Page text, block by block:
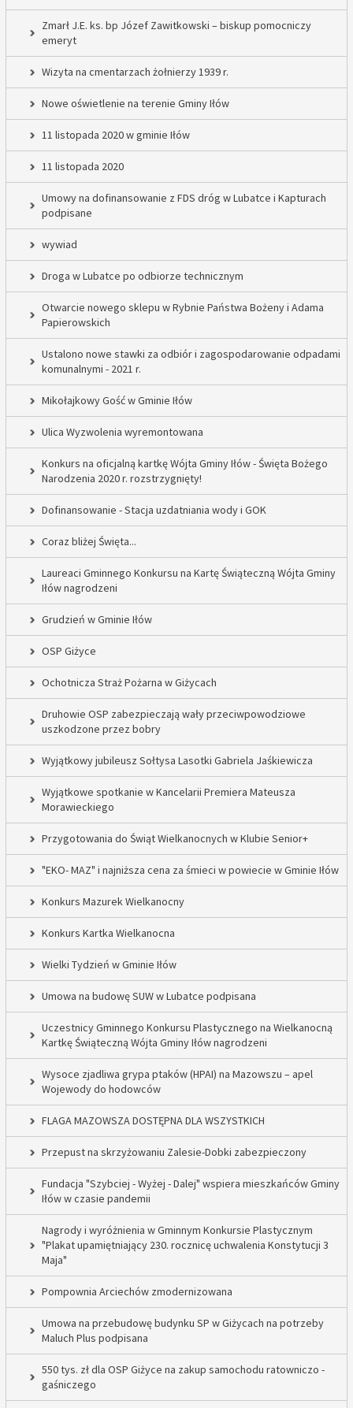
Zmarł J.E. ks. bp Józef Zawitkowski – biskup pomocniczy
emeryt
Wizyta na cmentarzach żołnierzy 1939 r.
Nowe oświetlenie na terenie Gminy Iłów
11 listopada 2020 w gminie Iłów
11 listopada 2020
Umowy na dofinansowanie z FDS dróg w Lubatce i Kapturach
podpisane
wywiad
Droga w Lubatce po odbiorze technicznym
Otwarcie nowego sklepu w Rybnie Państwa Bożeny i Adama
Papierowskich
Ustalono nowe stawki za odbiór i zagospodarowanie odpadami
komunalnymi - 2021 r.
Mikołajkowy Gość w Gminie Iłów
Ulica Wyzwolenia wyremontowana
Konkurs na oficjalną kartkę Wójta Gminy Iłów - Święta Bożego
Narodzenia 2020 r. rozstrzygnięty!
Dofinansowanie - Stacja uzdatniania wody i GOK
Coraz bliżej Święta...
Laureaci Gminnego Konkursu na Kartę Świąteczną Wójta Gminy
Iłów nagrodzeni
Grudzień w Gminie Iłów
OSP Giżyce
Ochotnicza Straż Pożarna w Giżycach
Druhowie OSP zabezpieczają wały przeciwpowodziowe
uszkodzone przez bobry
Wyjątkowy jubileusz Sołtysa Lasotki Gabriela Jaśkiewicza
Wyjątkowe spotkanie w Kancelarii Premiera Mateusza
Morawieckiego
Przygotowania do Świąt Wielkanocnych w Klubie Senior+
"EKO- MAZ" i najniższa cena za śmieci w powiecie w Gminie Iłów
Konkurs Mazurek Wielkanocny
Konkurs Kartka Wielkanocna
Wielki Tydzień w Gminie Iłów
Umowa na budowę SUW w Lubatce podpisana
Uczestnicy Gminnego Konkursu Plastycznego na Wielkanocną
Kartkę Świąteczną Wójta Gminy Iłów nagrodzeni
Wysoce zjadliwa grypa ptaków (HPAI) na Mazowszu – apel
Wojewody do hodowców
FLAGA MAZOWSZA DOSTĘPNA DLA WSZYSTKICH
Przepust na skrzyżowaniu Zalesie-Dobki zabezpieczony
Fundacja "Szybciej - Wyżej - Dalej" wspiera mieszkańców Gminy
Iłów w czasie pandemii
Nagrody i wyróżnienia w Gminnym Konkursie Plastycznym
"Plakat upamiętniający 230. rocznicę uchwalenia Konstytucji 3
Maja"
Pompownia Arciechów zmodernizowana
Umowa na przebudowę budynku SP w Giżycach na potrzeby
Maluch Plus podpisana
550 tys. zł dla OSP Giżyce na zakup samochodu ratowniczo -
gaśniczego